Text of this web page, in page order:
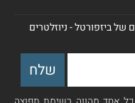
ביזפורטל - ניוזלטרים